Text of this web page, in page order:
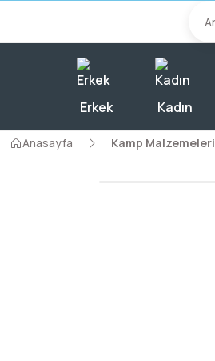
Erkek Kadın
Anasayfa Kamp Malzemeleri